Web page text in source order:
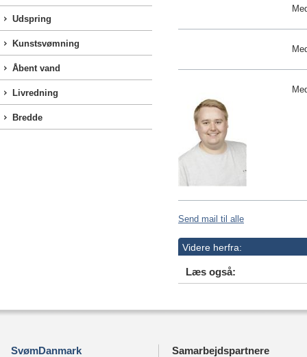
Udspring
Kunstsvømning
Åbent vand
Livredning
Bredde
Send mail til alle
Videre herfra:
Læs også:
SvømDanmark Samarbejdspartnere